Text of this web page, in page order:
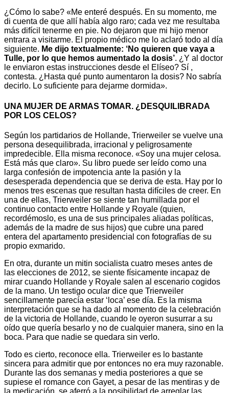
¿Cómo lo sabe? «Me enteré después. En su momento, me
di cuenta de que allí había algo raro; cada vez me resultaba
más difícil tenerme en pie. No dejaron que mi hijo menor
entrara a visitarme. El propio médico me lo aclaró todo al día
siguiente. Me dijo textualmente: ‘No quieren que vaya a
Tulle, por lo que hemos aumentado la dosis’. ¿Y al doctor
le enviaron estas instrucciones desde el Elíseo? Sí ,
contesta. ¿Hasta qué punto aumentaron la dosis? No sabría
decirlo. Lo suficiente para dejarme dormida».
UNA MUJER DE ARMAS TOMAR. ¿DESQUILIBRADA
POR LOS CELOS?
Según los partidarios de Hollande, Trierweiler se vuelve una
persona desequilibrada, irracional y peligrosamente
impredecible. Ella misma reconoce. «Soy una mujer celosa.
Está más que claro». Su libro puede ser leído como una
larga confesión de impotencia ante la pasión y la
desesperada dependencia que se deriva de esta. Hay por lo
menos tres escenas que resultan hasta difíciles de creer. En
una de ellas, Trierweiler se siente tan humillada por el
continuo contacto entre Hollande y Royale (quien,
recordémoslo, es una de sus principales aliadas políticas,
además de la madre de sus hijos) que cubre una pared
entera del apartamento presidencial con fotografías de su
propio exmarido.
En otra, durante un mitin socialista cuatro meses antes de
las elecciones de 2012, se siente físicamente incapaz de
mirar cuando Hollande y Royale salen al escenario cogidos
de la mano. Un testigo ocular dice que Trierweiler
sencillamente parecía estar ‘loca’ ese día. Es la misma
interpretación que se ha dado al momento de la celebración
de la victoria de Hollande, cuando le oyeron susurrar a su
oído que quería besarlo y no de cualquier manera, sino en la
boca. Para que nadie se quedara sin verlo.
Todo es cierto, reconoce ella. Trierweiler es lo bastante
sincera para admitir que por entonces no era muy razonable.
Durante las dos semanas y media posteriores a que se
supiese el romance con Gayet, a pesar de las mentiras y de
la medicación, se aferró a la posibilidad de arreglar las